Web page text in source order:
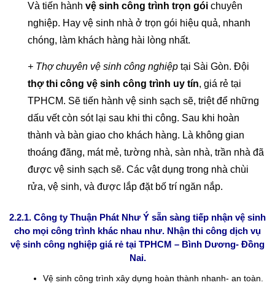
Và tiến hành vệ sinh công trình trọn gói chuyên
nghiệp. Hay vệ sinh nhà ở trọn gói hiệu quả, nhanh
chóng, làm khách hàng hài lòng nhất.
+ Thợ chuyên vệ sinh công nghiệp tại Sài Gòn. Đội
thợ thi công vệ sinh công trình uy tín, giá rẻ tại
TPHCM. Sẽ tiến hành vệ sinh sạch sẽ, triệt để những
dấu vết còn sót lại sau khi thi công. Sau khi hoàn
thành và bàn giao cho khách hàng. Là không gian
thoáng đãng, mát mẻ, tường nhà, sàn nhà, trần nhà đã
được vệ sinh sạch sẽ. Các vật dụng trong nhà chùi
rửa, vệ sinh, và được lắp đặt bố trí ngăn nắp.
2.2.1. Công ty Thuận Phát Như Ý sẵn sàng tiếp nhận vệ sinh
cho mọi công trình khác nhau như. Nhận thi công dịch vụ
vệ sinh công nghiệp giá rẻ tại TPHCM – Bình Dương- Đồng
Nai.
Vệ sinh công trình xây dựng hoàn thành nhanh- an toàn.